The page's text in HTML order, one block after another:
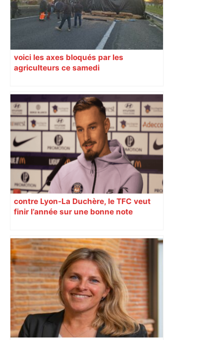
voici les axes bloqués par les
agriculteurs ce samedi
contre Lyon-La Duchère, le TFC veut
finir l’année sur une bonne note